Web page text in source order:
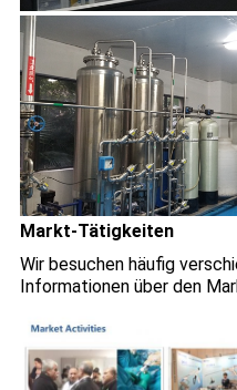
Markt-Tätigkeiten
Wir besuchen häufig
Informationen über den